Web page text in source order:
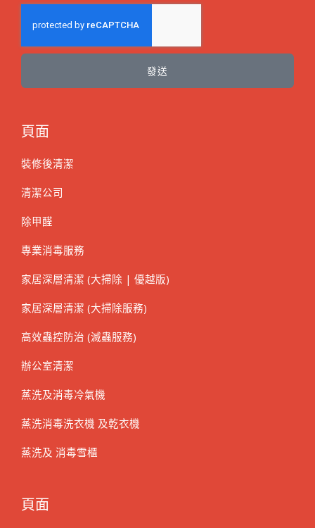
發送
頁面
裝修後清潔
清潔公司
除甲醛
專業消毒服務
家居深層清潔 (大掃除 | 優越版)
家居深層清潔 (大掃除服務)
高效蟲控防治 (滅蟲服務)
辦公室清潔
蒸洗及消毒冷氣機
蒸洗消毒洗衣機 及乾衣機
蒸洗及 消毒雪櫃
頁面